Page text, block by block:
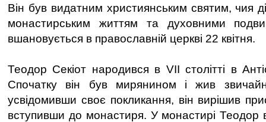
Він був видатним християнським святим, чия
монастирським життям та духовними
вшановується в православній церкві 22 квітня.
Теодор Секіот народився в VII столітті в
Спочатку він був мирянином і жив
усвідомивши своє покликання, він вирішив
вступивши до монастиря. У монастирі Теодор